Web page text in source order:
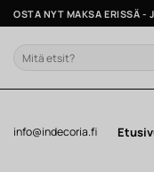
Skip
to
content
OSTA NYT MAKSA ERISSÄ -
Etsi:
info@indecoria.fi